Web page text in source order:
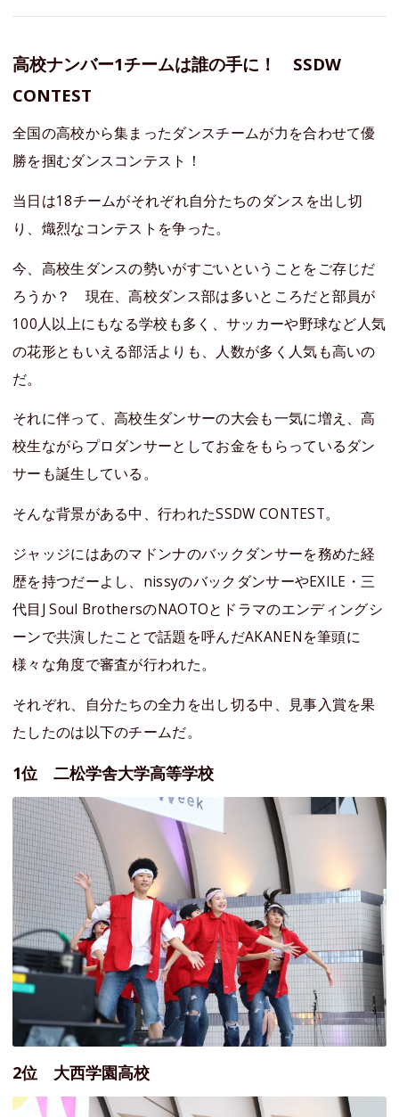
高校ナンバー1チームは誰の手に！ SSDW
CONTEST
全国の高校から集まったダンスチームが力を合わせて優
勝を掴むダンスコンテスト！
当日は18チームがそれぞれ自分たちのダンスを出し切
り、熾烈なコンテストを争った。
今、高校生ダンスの勢いがすごいということをご存じだ
ろうか？ 現在、高校ダンス部は多いところだと部員が
100人以上にもなる学校も多く、サッカーや野球など人気
の花形ともいえる部活よりも、人数が多く人気も高いの
だ。
それに伴って、高校生ダンサーの大会も一気に増え、高
校生ながらプロダンサーとしてお金をもらっているダン
サーも誕生している。
そんな背景がある中、行われたSSDW CONTEST。
ジャッジにはあのマドンナのバックダンサーを務めた経
歴を持つだーよし、nissyのバックダンサーやEXILE・三
代目J Soul BrothersのNAOTOとドラマのエンディングシ
ーンで共演したことで話題を呼んだAKANENを筆頭に
様々な角度で審査が行われた。
それぞれ、自分たちの全力を出し切る中、見事入賞を果
たしたのは以下のチームだ。
1位 二松学舎大学高等学校
2位 大西学園高校